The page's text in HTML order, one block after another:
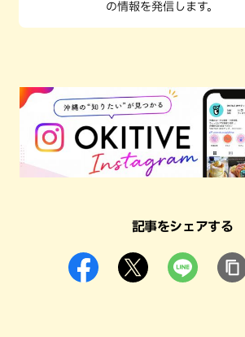
の情報を発信します。
記事をシェアする